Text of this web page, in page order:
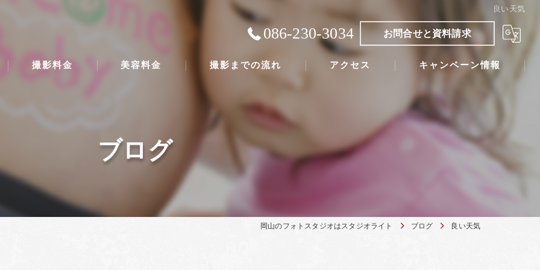
良い天気
086-230-3034 お問合せと資料請求
撮影料金 美容料金 撮影までの流れ アクセス キャンペーン情報
ブログ
岡山のフォトスタジオはスタジオライト ブログ 良い天気